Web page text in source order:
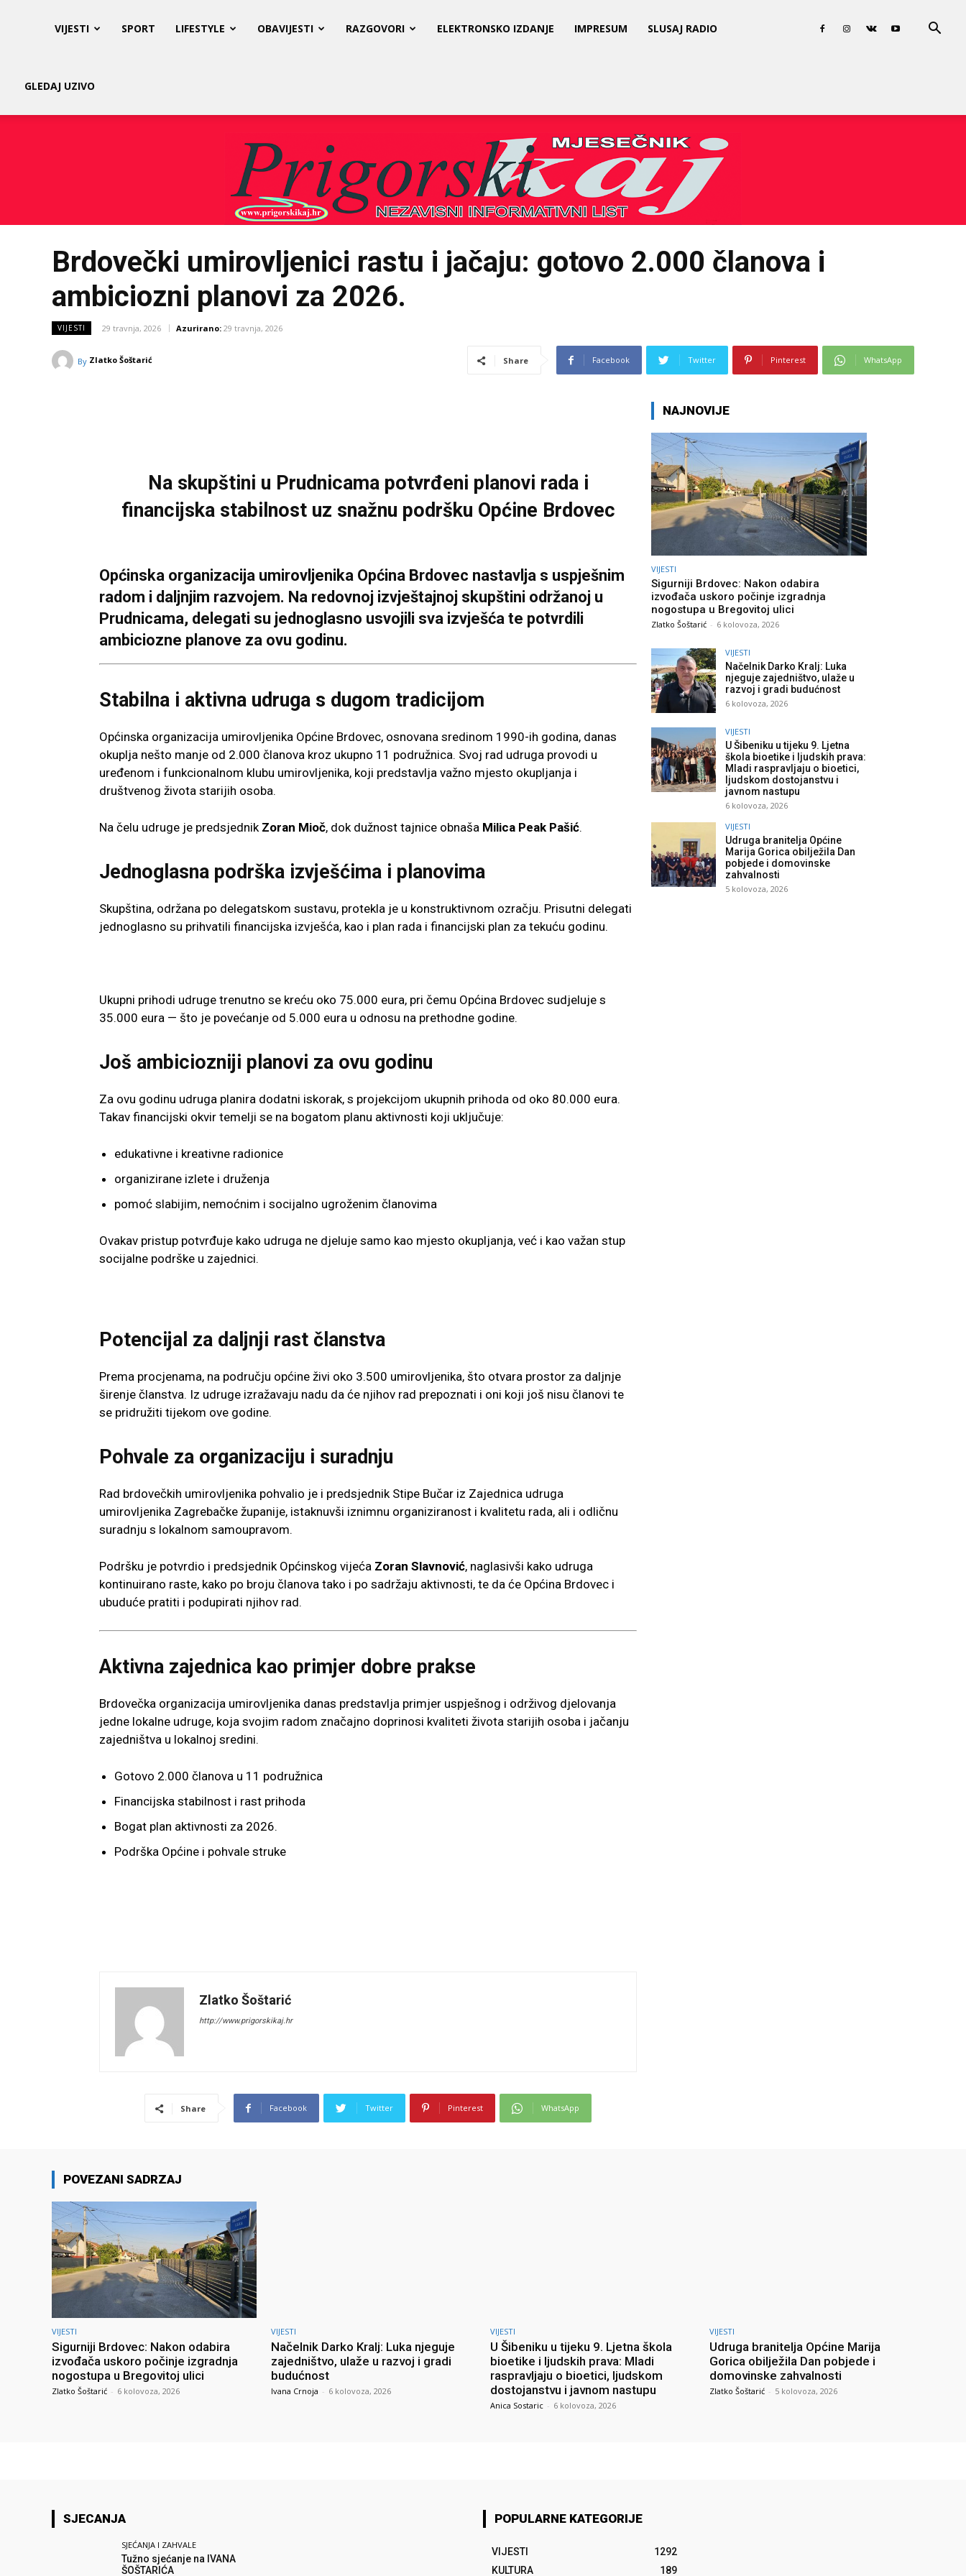
Kaj
VIJESTI SPORT LIFESTYLE OBAVIJESTI RAZGOVORI ELEKTRONSKO IZDANJE IMPRESUM SLUSAJ RADIO
GLEDAJ UZIVO
Brdovečki umirovljenici rastu i jačaju: gotovo 2.000 članova i
ambiciozni planovi za 2026.
VIJESTI 29 travnja, 2026 Azurirano: 29 travnja, 2026
By Zlatko Šoštarić Share Facebook Twitter Pinterest WhatsApp
Na skupštini u Prudnicama potvrđeni planovi rada i
financijska stabilnost uz snažnu podršku Općine Brdovec
Općinska organizacija umirovljenika Općina Brdovec nastavlja s uspješnim
radom i daljnjim razvojem. Na redovnoj izvještajnoj skupštini održanoj u
Prudnicama, delegati su jednoglasno usvojili sva izvješća te potvrdili
ambiciozne planove za ovu godinu.
Stabilna i aktivna udruga s dugom tradicijom
Općinska organizacija umirovljenika Općine Brdovec, osnovana sredinom 1990-ih godina, danas
okuplja nešto manje od 2.000 članova kroz ukupno 11 podružnica. Svoj rad udruga provodi u
uređenom i funkcionalnom klubu umirovljenika, koji predstavlja važno mjesto okupljanja i
društvenog života starijih osoba.
Na čelu udruge je predsjednik Zoran Mioč, dok dužnost tajnice obnaša Milica Peak Pašić.
Jednoglasna podrška izvješćima i planovima
Skupština, održana po delegatskom sustavu, protekla je u konstruktivnom ozračju. Prisutni delegati
jednoglasno su prihvatili financijska izvješća, kao i plan rada i financijski plan za tekuću godinu.
Ukupni prihodi udruge trenutno se kreću oko 75.000 eura, pri čemu Općina Brdovec sudjeluje s
35.000 eura — što je povećanje od 5.000 eura u odnosu na prethodne godine.
Još ambiciozniji planovi za ovu godinu
Za ovu godinu udruga planira dodatni iskorak, s projekcijom ukupnih prihoda od oko 80.000 eura.
Takav financijski okvir temelji se na bogatom planu aktivnosti koji uključuje:
edukativne i kreativne radionice
organizirane izlete i druženja
pomoć slabijim, nemoćnim i socijalno ugroženim članovima
Ovakav pristup potvrđuje kako udruga ne djeluje samo kao mjesto okupljanja, već i kao važan stup
socijalne podrške u zajednici.
Potencijal za daljnji rast članstva
Prema procjenama, na području općine živi oko 3.500 umirovljenika, što otvara prostor za daljnje
širenje članstva. Iz udruge izražavaju nadu da će njihov rad prepoznati i oni koji još nisu članovi te
se pridružiti tijekom ove godine.
Pohvale za organizaciju i suradnju
Rad brdovečkih umirovljenika pohvalio je i predsjednik Stipe Bučar iz Zajednica udruga
umirovljenika Zagrebačke županije, istaknuvši iznimnu organiziranost i kvalitetu rada, ali i odličnu
suradnju s lokalnom samoupravom.
Podršku je potvrdio i predsjednik Općinskog vijeća Zoran Slavnović, naglasivši kako udruga
kontinuirano raste, kako po broju članova tako i po sadržaju aktivnosti, te da će Općina Brdovec i
ubuduće pratiti i podupirati njihov rad.
Aktivna zajednica kao primjer dobre prakse
Brdovečka organizacija umirovljenika danas predstavlja primjer uspješnog i održivog djelovanja
jedne lokalne udruge, koja svojim radom značajno doprinosi kvaliteti života starijih osoba i jačanju
zajedništva u lokalnoj sredini.
Gotovo 2.000 članova u 11 podružnica
Financijska stabilnost i rast prihoda
Bogat plan aktivnosti za 2026.
Podrška Općine i pohvale struke
Zlatko Šoštarić
http://www.prigorskikaj.hr
Share Facebook Twitter Pinterest WhatsApp
NAJNOVIJE
VIJESTI
Sigurniji Brdovec: Nakon odabira
izvođača uskoro počinje izgradnja
nogostupa u Bregovitoj ulici
Zlatko Šoštarić - 6 kolovoza, 2026
VIJESTI
Načelnik Darko Kralj: Luka
njeguje zajedništvo, ulaže u
razvoj i gradi budućnost
6 kolovoza, 2026
VIJESTI
U Šibeniku u tijeku 9. Ljetna
škola bioetike i ljudskih prava:
Mladi raspravljaju o bioetici,
ljudskom dostojanstvu i
javnom nastupu
6 kolovoza, 2026
VIJESTI
Udruga branitelja Općine
Marija Gorica obilježila Dan
pobjede i domovinske
zahvalnosti
5 kolovoza, 2026
POVEZANI SADRZAJ
VIJESTI
Sigurniji Brdovec: Nakon odabira
izvođača uskoro počinje izgradnja
nogostupa u Bregovitoj ulici
Zlatko Šoštarić - 6 kolovoza, 2026
VIJESTI
Načelnik Darko Kralj: Luka njeguje
zajedništvo, ulaže u razvoj i gradi
budućnost
Ivana Crnoja - 6 kolovoza, 2026
VIJESTI
U Šibeniku u tijeku 9. Ljetna škola
bioetike i ljudskih prava: Mladi
raspravljaju o bioetici, ljudskom
dostojanstvu i javnom nastupu
Anica Sostaric - 6 kolovoza, 2026
VIJESTI
Udruga branitelja Općine Marija
Gorica obilježila Dan pobjede i
domovinske zahvalnosti
Zlatko Šoštarić - 5 kolovoza, 2026
SJECANJA
SJEĆANJA I ZAHVALE
Tužno sjećanje na IVANA
ŠOŠTARIĆA
POPULARNE KATEGORIJE
VIJESTI
1292
KULTURA
189